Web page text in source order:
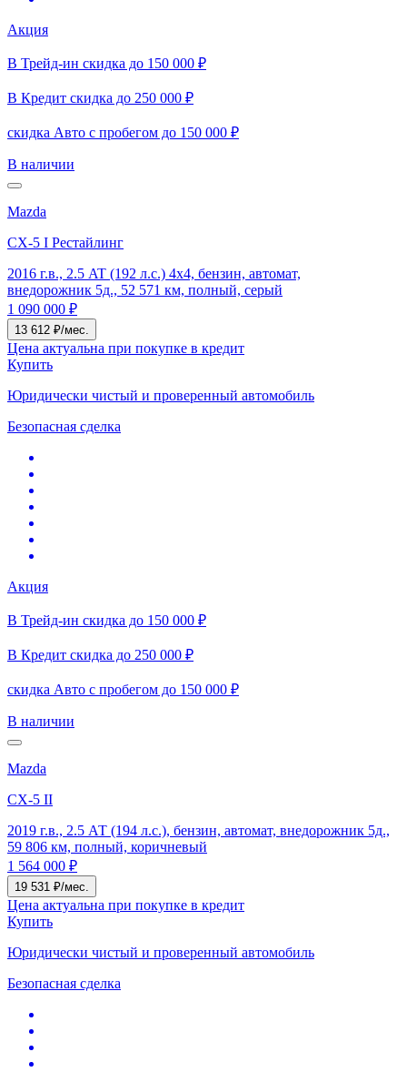
Акция
В Трейд-ин скидка до 150 000 ₽
В Кредит скидка до 250 000 ₽
скидка Авто с пробегом до 150 000 ₽
В наличии
Mazda
CX-5 I Рестайлинг
2016 г.в., 2.5 AT (192 л.с.) 4x4, бензин, автомат,
внедорожник 5д., 52 571 км, полный, серый
1 090 000 ₽
13 612 ₽/мес.
Цена актуальна при покупке в кредит
Купить
Юридически чистый и проверенный автомобиль
Безопасная сделка
Акция
В Трейд-ин скидка до 150 000 ₽
В Кредит скидка до 250 000 ₽
скидка Авто с пробегом до 150 000 ₽
В наличии
Mazda
CX-5 II
2019 г.в., 2.5 АТ (194 л.с.), бензин, автомат, внедорожник 5д.,
59 806 км, полный, коричневый
1 564 000 ₽
19 531 ₽/мес.
Цена актуальна при покупке в кредит
Купить
Юридически чистый и проверенный автомобиль
Безопасная сделка